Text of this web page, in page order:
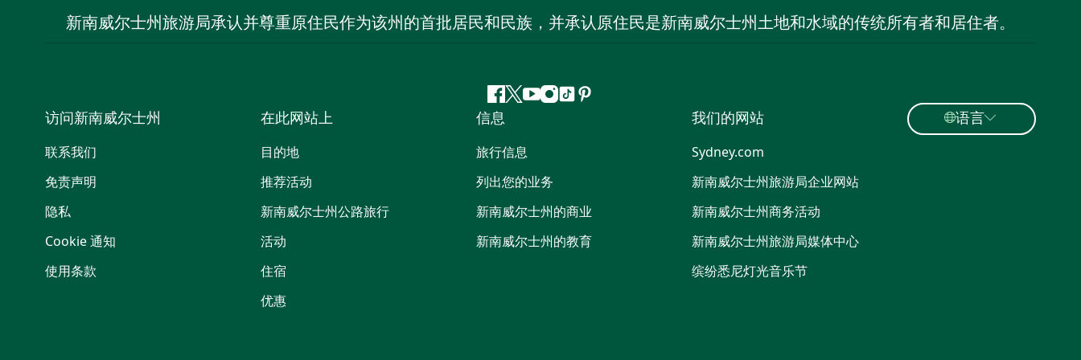
新南威尔士州旅游局承认并尊重原住民作为该州的首批居民和民族，并承认原住民是新南威尔士州土地和水域的传统所有者和居住者。
Facebook
叽
喳
喳
YouTube
Instagram
抖 Pinterest
访问新南威尔士州
联系我们
免责声明
隐私
Cookie 通知
使用条款
在此网站上
目的地
推荐活动
新南威尔士州公路旅行
活动
住宿
优惠
信息
旅行信息
列出您的业务
新南威尔士州的商业
新南威尔士州的教育
我们的网站
Sydney.com
新南威尔士州旅游局企业网站
新南威尔士州商务活动
新南威尔士州旅游局媒体中心
缤纷悉尼灯光音乐节
语言